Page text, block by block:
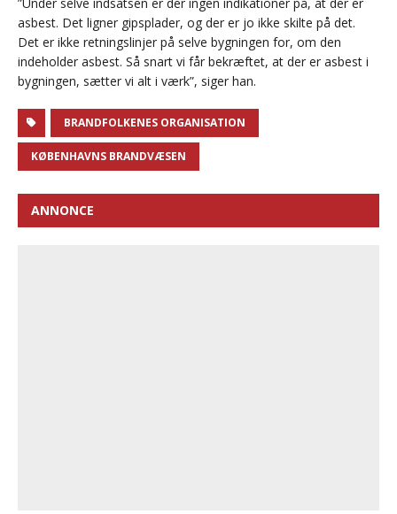
asbest. Det ligner gipsplader, og der er jo ikke skilte på det.
Det er ikke retningslinjer på selve bygningen for, om den
indeholder asbest. Så snart vi får bekræftet, at der er asbest i
bygningen, sætter vi alt i værk”, siger han.
BRANDFOLKENES ORGANISATION
KØBENHAVNS BRANDVÆSEN
ANNONCE